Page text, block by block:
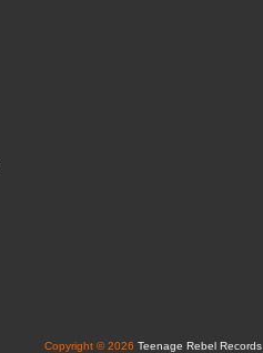
Copyright © 2026 Teenage Rebel Records